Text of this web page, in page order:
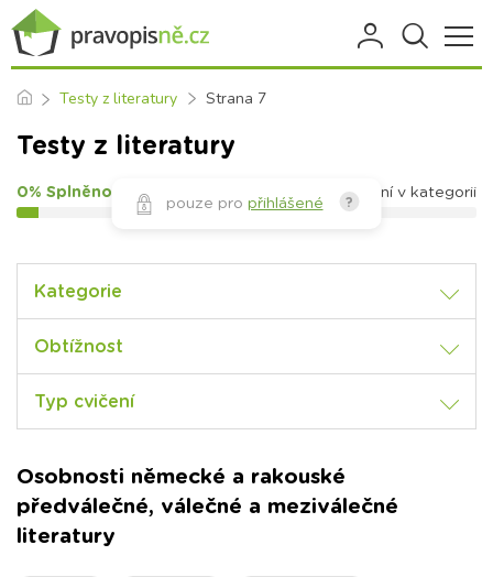
Testy z literatury Strana 7
Testy z literatury
0% Splněno cvičení v kategorii
pouze pro přihlášené ?
Kategorie
Obtížnost
Typ cvičení
Osobnosti německé a rakouské
předválečné, válečné a meziválečné
literatury